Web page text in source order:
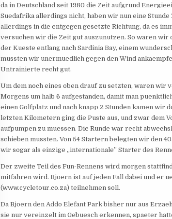
da in Deutschland seit 1980 die Zeit aufgrund
Suedafrika allerdings nicht, haben wir nun eine
allerdings in die entgegen gesetzte Richtung, da es
versuchen wir die Zeit gut auszunutzen. So waren
der Kueste entlang nach Sardinia Bay, einem
mussten wir unermuedlich gegen den Wind
Untrainierte recht gut.
Um dem noch eines oben drauf zu setzten, waren
Morgens um halb 6 aufgestanden, damit man
einen Golfplatz und nach knapp 2 Stunden kamen
letzten Kilometern ging die Puste aus, und zwar dem
aufpumpen zu muessen. Die Runde war recht
schieben mussten. Von 54 Startern belegten wir den
wir sogar als einzige „internationale” Starter des
Der zweite Teil des Fun-Rennens wird morgen
mitfahren wird. Bjoern ist auf jeden Fall dabei und er
(www.cycletour.co.za) teilnehmen soll.
Da Bjoern den Addo Elefant Park bisher nur aus
sie nur vereinzelt im Gebuesch erkennen, spaeter